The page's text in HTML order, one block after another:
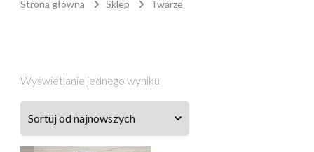
Strona główna Sklep Twarze
Wyświetlanie jednego wyniku